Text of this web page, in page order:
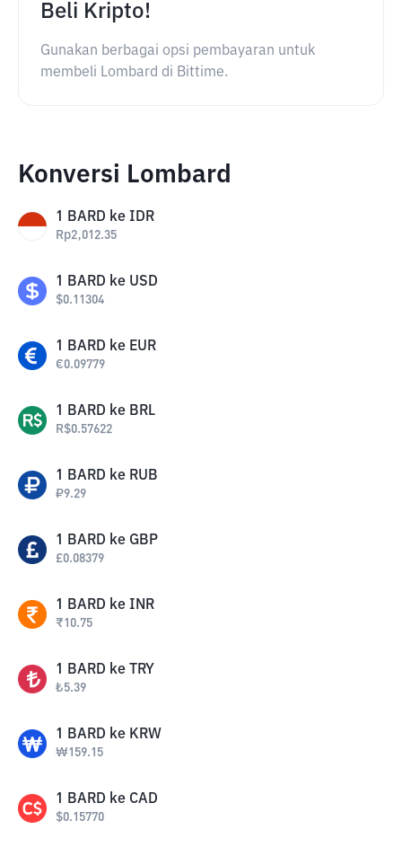
Beli Kripto!
Gunakan berbagai opsi pembayaran untuk
membeli Lombard di Bittime.
Konversi Lombard
1 BARD ke IDR
Rp2,012.35
1 BARD ke USD
$0.11304
1 BARD ke EUR
€0.09779
1 BARD ke BRL
R$0.57622
1 BARD ke RUB
₽9.29
1 BARD ke GBP
£0.08379
1 BARD ke INR
₹10.75
1 BARD ke TRY
₺5.39
1 BARD ke KRW
₩159.15
1 BARD ke CAD
$0.15770